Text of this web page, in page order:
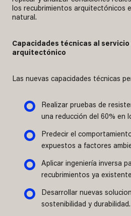
los recubrimientos arquitectónicos
natural.
Capacidades técnicas al servicio
arquitectónico
Las nuevas capacidades técnicas
Realizar pruebas de
una reducción del 60% en
Predecir el
expuestos a factores
Aplicar ingeniería inversa
recubrimientos ya
Desarrollar nuevas
sostenibilidad y durabilidad.